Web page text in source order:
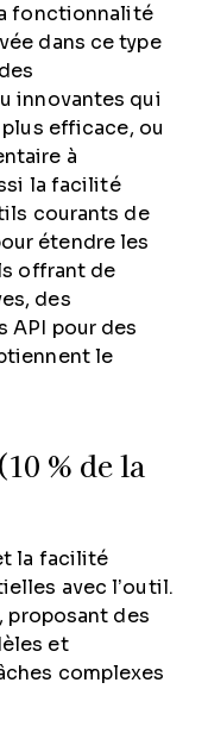
fonctionnalité
dans ce type
innovantes qui
efficace, ou
à
la facilité
courants de
étendre les
offrant de
des
API pour des
le
% de la
la facilité
avec l’outil.
proposant des
et
complexes